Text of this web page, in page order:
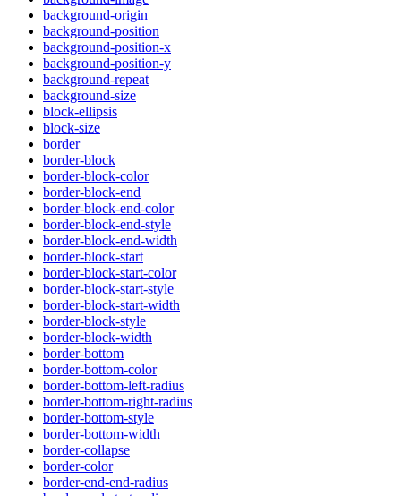
background-origin
background-position
background-position-x
background-position-y
background-repeat
background-size
block-ellipsis
block-size
border
border-block
border-block-color
border-block-end
border-block-end-color
border-block-end-style
border-block-end-width
border-block-start
border-block-start-color
border-block-start-style
border-block-start-width
border-block-style
border-block-width
border-bottom
border-bottom-color
border-bottom-left-radius
border-bottom-right-radius
border-bottom-style
border-bottom-width
border-collapse
border-color
border-end-end-radius